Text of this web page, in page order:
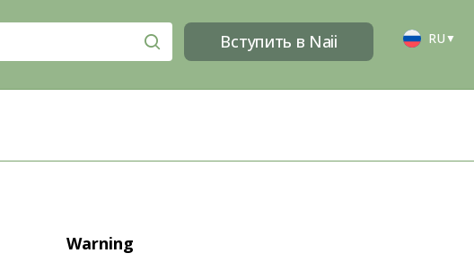
Вступить в Naii RU▼
Warning